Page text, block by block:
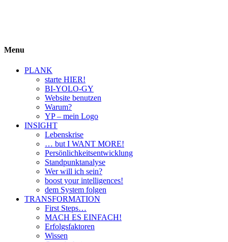
Menu
PLANK
starte HIER!
BI-YOLO-GY
Website benutzen
Warum?
YP – mein Logo
INSIGHT
Lebenskrise
… but I WANT MORE!
Persönlichkeitsentwicklung
Standpunktanalyse
Wer will ich sein?
boost your intelligences!
dem System folgen
TRANSFORMATION
First Steps…
MACH ES EINFACH!
Erfolgsfaktoren
Wissen